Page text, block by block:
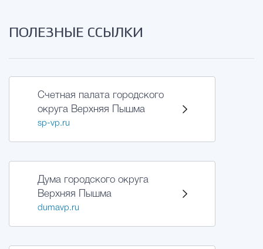
Городская среда
Экономика Муниципальные
ПОЛЕЗНЫЕ ССЫЛКИ
Счетная палата городского
округа Верхняя Пышма
sp-vp.ru
Дума городского округа
Верхняя Пышма
dumavp.ru